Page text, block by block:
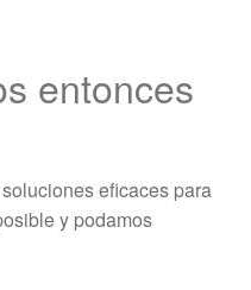
entonces
eficaces para
y podamos